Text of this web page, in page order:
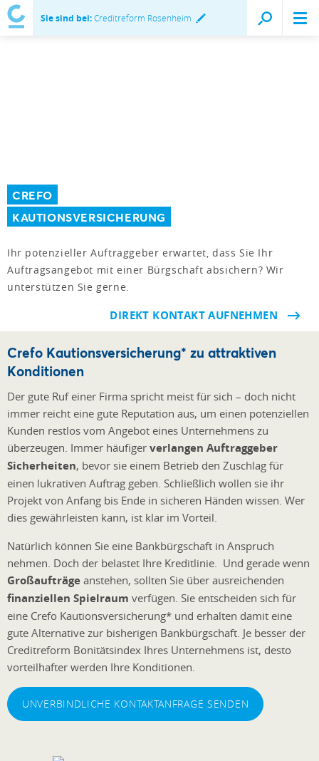
Sie sind bei:Creditreform Rosenheim
CREFO
KAUTIONSVERSICHERUNG
Ihr potenzieller Auftraggeber erwartet, dass Sie Ihr
Auftragsangebot mit einer Bürgschaft absichern? Wir
unterstützen Sie gerne.
DIREKT KONTAKT AUFNEHMEN
Crefo Kautionsversicherung* zu attraktiven
Konditionen
Der gute Ruf einer Firma spricht meist für sich – doch nicht
immer reicht eine gute Reputation aus, um einen potenziellen
Kunden restlos vom Angebot eines Unternehmens zu
überzeugen. Immer häufiger verlangen Auftraggeber
Sicherheiten, bevor sie einem Betrieb den Zuschlag für
einen lukrativen Auftrag geben. Schließlich wollen sie ihr
Projekt von Anfang bis Ende in sicheren Händen wissen. Wer
dies gewährleisten kann, ist klar im Vorteil.
Natürlich können Sie eine Bankbürgschaft in Anspruch
nehmen. Doch der belastet Ihre Kreditlinie. Und gerade wenn
Großaufträge anstehen, sollten Sie über ausreichenden
finanziellen Spielraum verfügen. Sie entscheiden sich für
eine Crefo Kautionsversicherung* und erhalten damit eine
gute Alternative zur bisherigen Bankbürgschaft. Je besser der
Creditreform Bonitätsindex Ihres Unternehmens ist, desto
vorteilhafter werden Ihre Konditionen.
UNVERBINDLICHE KONTAKTANFRAGE SENDEN